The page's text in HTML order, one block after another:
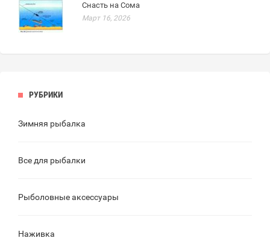
Снасть на Сома
Март 16, 2026
РУБРИКИ
Зимняя рыбалка
Все для рыбалки
Рыболовные аксессуары
Наживка